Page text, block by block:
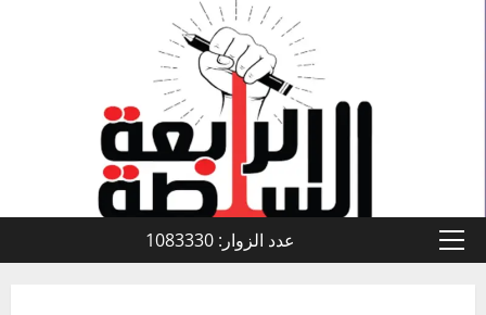
القائمة
عدد الزوار: 1083330